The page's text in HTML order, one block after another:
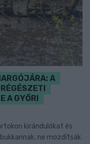
A
A GYŐRI
kirándulókat és
ne mozdítsák